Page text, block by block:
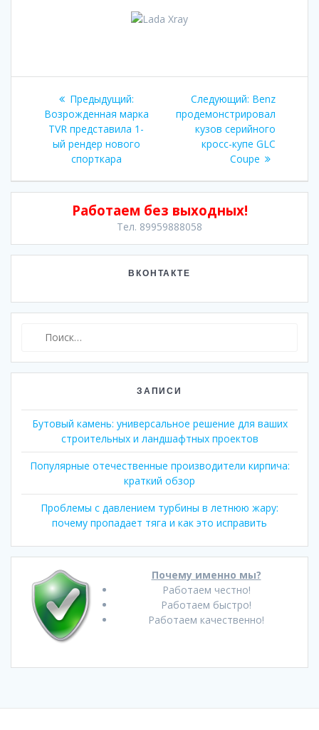
Навигация
записям
Предыдущий:Предыдущая
запись:
Возрожденная марка
TVR представила 1-
ый рендер нового
спорткара
Следующий: Следующая
запись:
Benz
продемонстрировал
кузов серийного
кросс-купе GLC
Coupe
Работаем без выходных!
Тел. 89959888058
ВКОНТАКТЕ
ЗАПИСИ
Бутовый камень: универсальное решение для ваших
строительных и ландшафтных проектов
Популярные отечественные производители кирпича:
краткий обзор
Проблемы с давлением турбины в летнюю жару:
почему пропадает тяга и как это исправить
Почему именно мы?
Работаем честно!
Работаем быстро!
Работаем качественно!